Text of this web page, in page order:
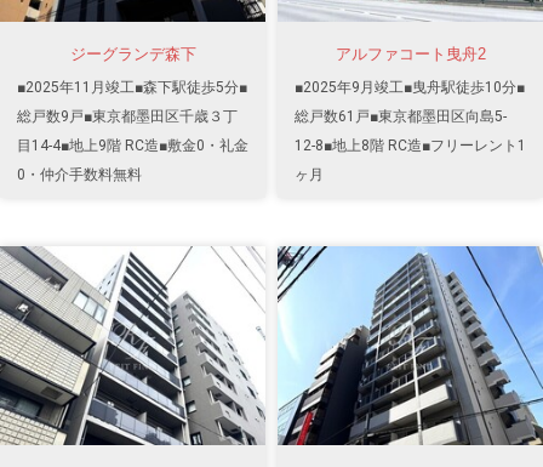
ジーグランデ森下
■2025年11月竣工■森下駅徒歩5分■
総戸数9戸■東京都墨田区千歳３丁
目14-4■地上9階 RC造■敷金0・礼金
0・仲介手数料無料
アルファコート曳舟2
■2025年9月竣工■曳舟駅徒歩10分■
総戸数61戸■東京都墨田区向島5-
12-8■地上8階 RC造■フリーレント1
ヶ月